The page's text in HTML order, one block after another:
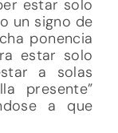
estar solo
un signo de
ponencia
estar solo
a solas
presente”
a que